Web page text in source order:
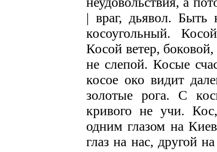
| враг, дьявол. Быть
косоугольный.
Косой ветер,
не слепой. Косые
косое око видит
золотые рога. С
кривого не учи.
одним глазом на
глаз на нас, другой